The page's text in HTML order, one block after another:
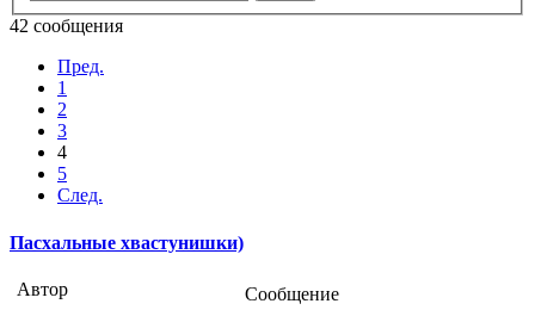
42 сообщения
Пред.
1
2
3
4
5
След.
Пасхальные хвастунишки)
Автор
Сообщение